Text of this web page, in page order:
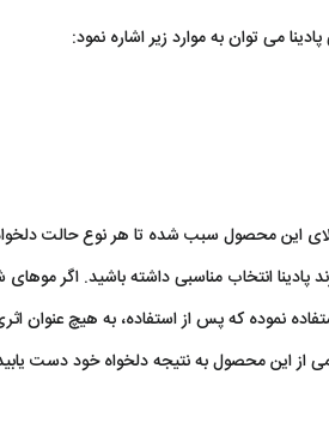
می توان به موارد زیر اشاره نمود:
این محصول سبب شده تا هر نوع حالت
انتخاب مناسبی داشته باشید. اگر موهای
نموده که پس از استفاده، به هیچ
از این محصول به نتیجه دلخواه خود دست